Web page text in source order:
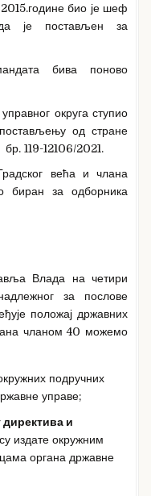
био је шеф
је постављен за
бива поново
округа ступио
од стране
119-12106/2021.
већа и члана
биран за одборника
Влада на четири
за послове
положај државних
чланом 40 можемо
подручних
управе;
и
су издате окружним
органа државне